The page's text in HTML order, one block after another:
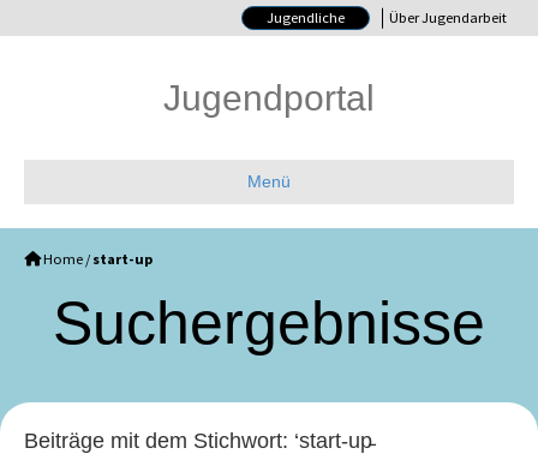
Jugendliche Über Jugendarbeit
Jugendportal
Menü
Home / start-up
Such­ergebnisse
Beiträge mit dem Stichwort: ‘start-up̵